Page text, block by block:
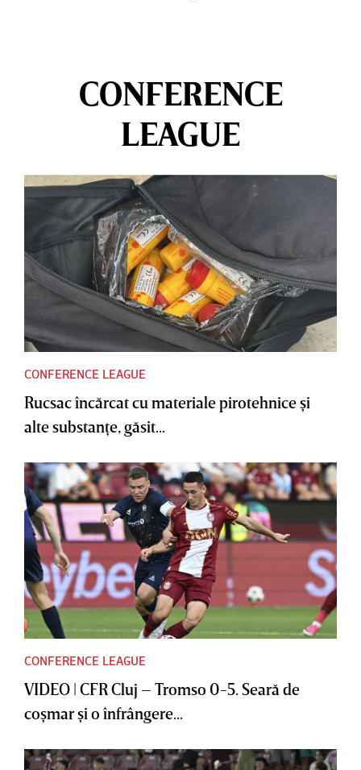
CONFERENCE
LEAGUE
CONFERENCE LEAGUE
Rucsac încărcat cu materiale pirotehnice şi
alte substanţe, găsit...
CONFERENCE LEAGUE
VIDEO | CFR Cluj – Tromso 0-5. Seară de
coşmar şi o înfrângere...